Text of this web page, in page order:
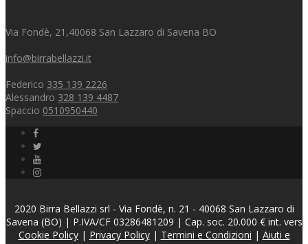
Via Fondè, 21,40068 San Lazzaro di Savena BO
info@birrabellazzi.it
Federico 335 139 2226
Alessandro 328 139 4487
Spaccio 0510950440
2020 Birra Bellazzi srl - Via Fondè, n. 21 - 40068 San Lazzaro di
Savena (BO) | P.IVA/CF 03286481209 | Cap. soc. 20.000 € int. vers
Cookie Policy| Privacy Policy| Termini e Condizioni | Aiuti e